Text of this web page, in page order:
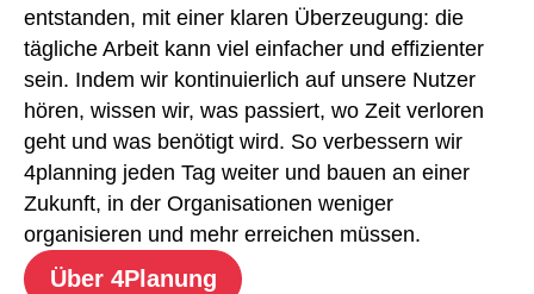
entstanden, mit einer klaren Überzeugung: die
tägliche Arbeit kann viel einfacher und effizienter
sein. Indem wir kontinuierlich auf unsere Nutzer
hören, wissen wir, was passiert, wo Zeit verloren
geht und was benötigt wird. So verbessern wir
4planning jeden Tag weiter und bauen an einer
Zukunft, in der Organisationen weniger
organisieren und mehr erreichen müssen.
Über 4Planung